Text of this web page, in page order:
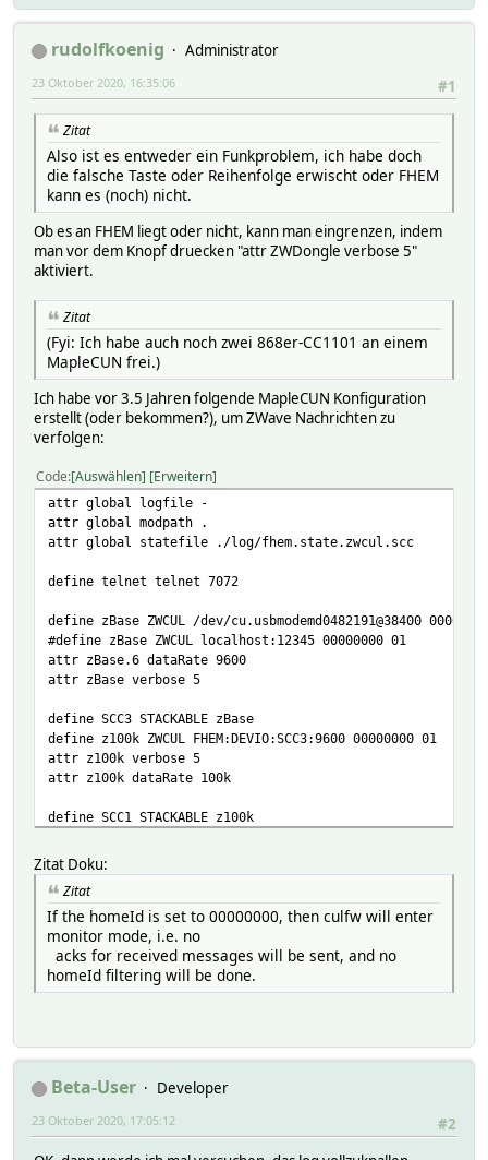
rudolfkoenig
Administrator
#1
23 Oktober 2020, 16:35:06
Zitat
Also ist es entweder ein Funkproblem, ich habe doch
die falsche Taste oder Reihenfolge erwischt oder FHEM
kann es (noch) nicht.
Ob es an FHEM liegt oder nicht, kann man eingrenzen, indem
man vor dem Knopf druecken "attr ZWDongle verbose 5"
aktiviert.
Zitat
(Fyi: Ich habe auch noch zwei 868er-CC1101 an einem
MapleCUN frei.)
Ich habe vor 3.5 Jahren folgende MapleCUN Konfiguration
erstellt (oder bekommen?), um ZWave Nachrichten zu
verfolgen:
Code Auswählen Erweitern
attr global logfile -
attr global modpath .
attr global statefile ./log/fhem.state.zwcul.scc
define telnet telnet 7072
define zBase ZWCUL /dev/cu.usbmodemd0482191@38400
#define zBase ZWCUL localhost:12345 00000000 01
attr zBase.6 dataRate 9600
attr zBase verbose 5
define SCC3 STACKABLE zBase
define z100k ZWCUL FHEM:DEVIO:SCC3:9600 00000000 01
attr z100k verbose 5
attr z100k dataRate 100k
define SCC1 STACKABLE z100k
attr z9.6 verbose 5
attr z9.6 dataRate 9600
define SCC2 STACKABLE z9.6
define z40k ZWCUL FHEM:DEVIO:SCC2:9600 00000000 01
attr z40k verbose 5
attr z40k dataRate 40k
Zitat Doku:
Zitat
If the homeId is set to 00000000, then culfw will enter
monitor mode, i.e. no
acks for received messages will be sent, and no
homeId filtering will be done.
Beta-User
Developer
#2
23 Oktober 2020, 17:05:12